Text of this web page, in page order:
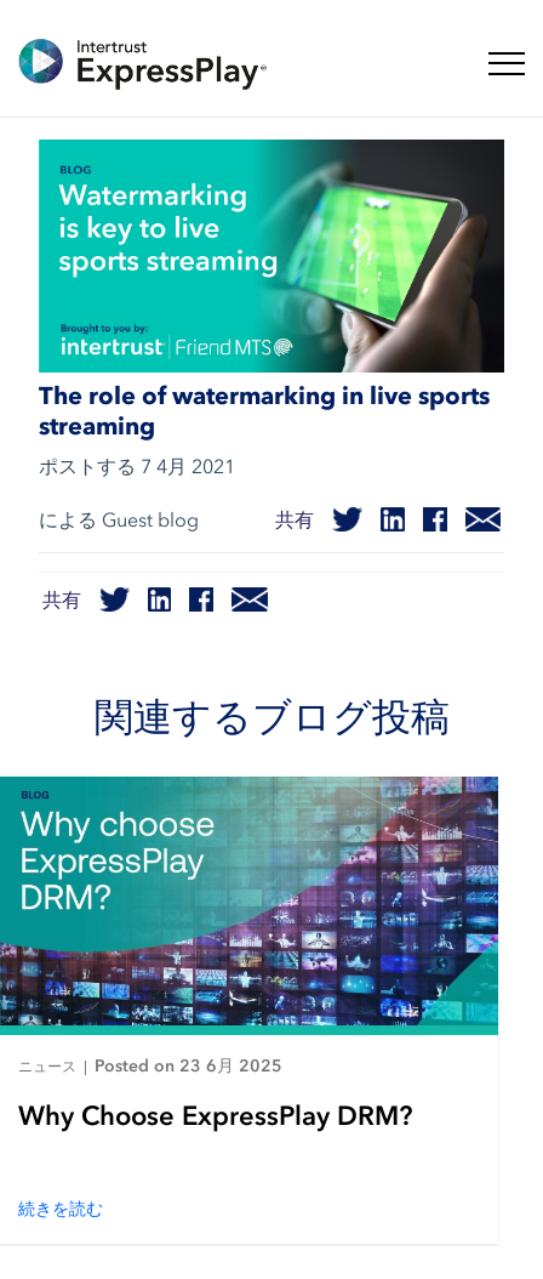
ナビ
The role of watermarking in live sports
streaming
ポストする 7 4月 2021
による Guest blog 共有
共有
関連するブログ投稿
ニュース | Posted on 23 6月 2025
Why Choose ExpressPlay DRM?
続きを読む